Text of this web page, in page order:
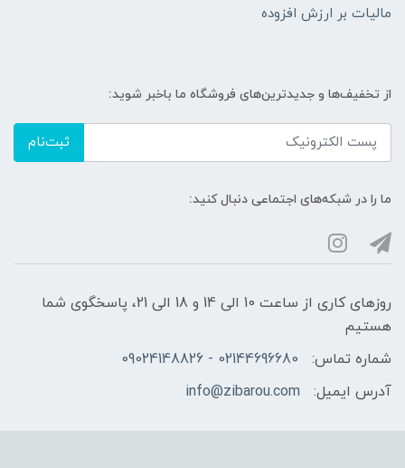
مالیات بر ارزش افزوده
از تخفیف‌ها و جدیدترین‌های فروشگاه ما باخبر شوید:
ثبت‌نام
ما را در شبکه‌های اجتماعی دنبال کنید:
روزهای کاری از ساعت 10 الی 14 و 18 الی 21، پاسخگوی شما
هستیم
شماره تماس:
02144696680 - 09024148826
آدرس ایمیل:
info@zibarou.com